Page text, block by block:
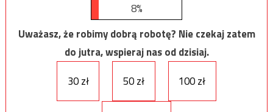
8%
Uważasz, że robimy dobrą robotę? Nie czekaj zatem
do jutra, wspieraj nas od dzisiaj.
30 zł
50 zł 100 zł